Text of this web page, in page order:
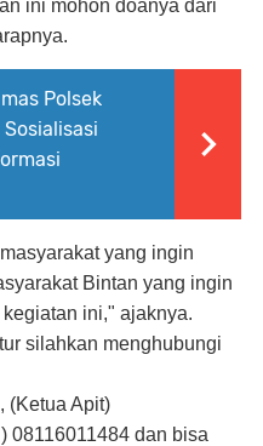
ini mohon doanya dari
Polsek
yang ingin
Bintan yang ingin
ini," ajaknya.
silahkan menghubungi
(Ketua Apit)
08116011484 dan bisa